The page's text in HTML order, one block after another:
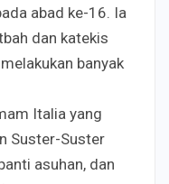
abad ke-16. Ia
dan katekis
banyak
Italia yang
Suster-Suster
asuhan, dan